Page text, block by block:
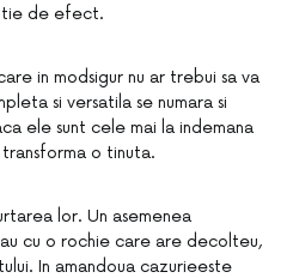
de efect.
in modsigur nu ar trebui sa va
si versatila se numara si
ele sunt cele mai la indemana
o tinuta.
lor. Un asemenea
cu o rochie care are decolteu,
In amandoua cazurieeste